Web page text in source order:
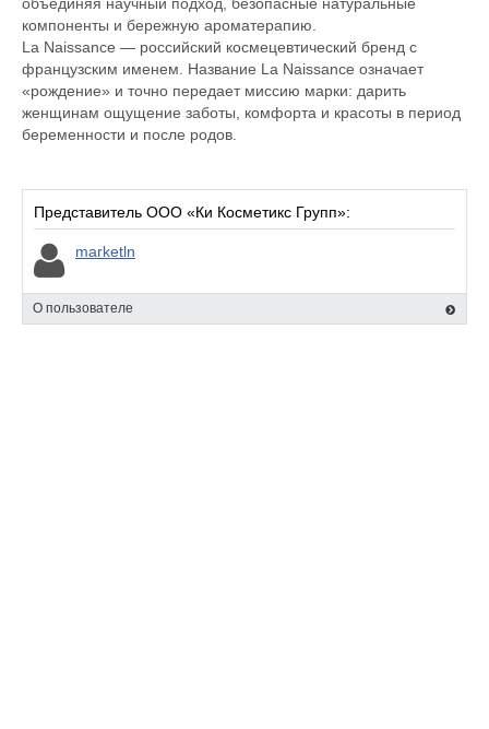
компоненты и бережную ароматерапию.
La Naissance — российский космецевтический бренд с
французским именем. Название La Naissance означает
«рождение» и точно передает миссию марки: дарить
женщинам ощущение заботы, комфорта и красоты в период
беременности и после родов.
Представитель ООО «Ки Косметикс Групп»:
marketln
О пользователе